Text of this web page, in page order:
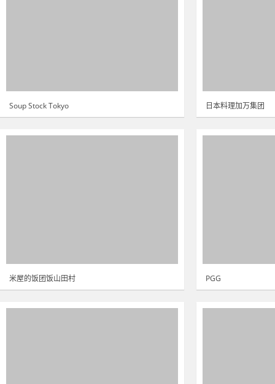
Soup Stock Tokyo 日本料理加万集团
米屋的饭团饭山田村 PGG